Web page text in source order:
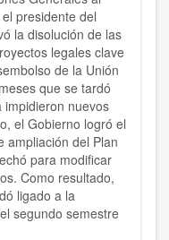
presidente del
la disolución de las
legales clave
de la Unión
que se tardó
nuevos
el Gobierno logró el
ampliación del Plan
para modificar
Como resultado,
ligado a la
segundo semestre